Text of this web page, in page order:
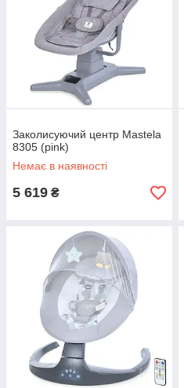
Заколисуючий центр Mastela
8305 (pink)
Немає в наявності
5 619 ₴